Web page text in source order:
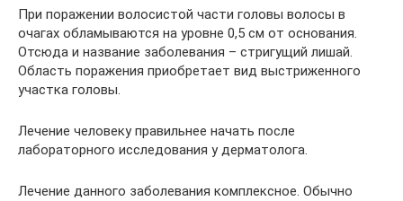
При поражении волосистой части головы волосы в
очагах обламываются на уровне 0,5 см от основания.
Отсюда и название заболевания – стригущий лишай.
Область поражения приобретает вид выстриженного
участка головы.
Лечение человеку правильнее начать после
лабораторного исследования у дерматолога.
Лечение данного заболевания комплексное. Обычно